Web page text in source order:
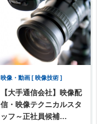
映像・動画 [ 映像技術 ]
【大手通信会社】映像配
信・映像テクニカルスタ
ッフ～正社員候補…